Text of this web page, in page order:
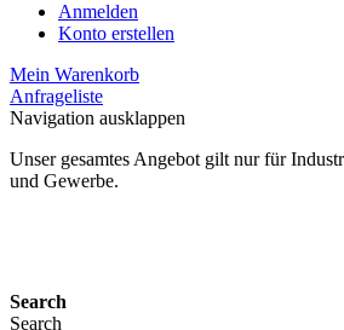
Anmelden
Konto erstellen
Mein Warenkorb
Anfrageliste
Navigation ausklappen
Unser gesamtes Angebot gilt nur für
und Gewerbe.
Search
Search